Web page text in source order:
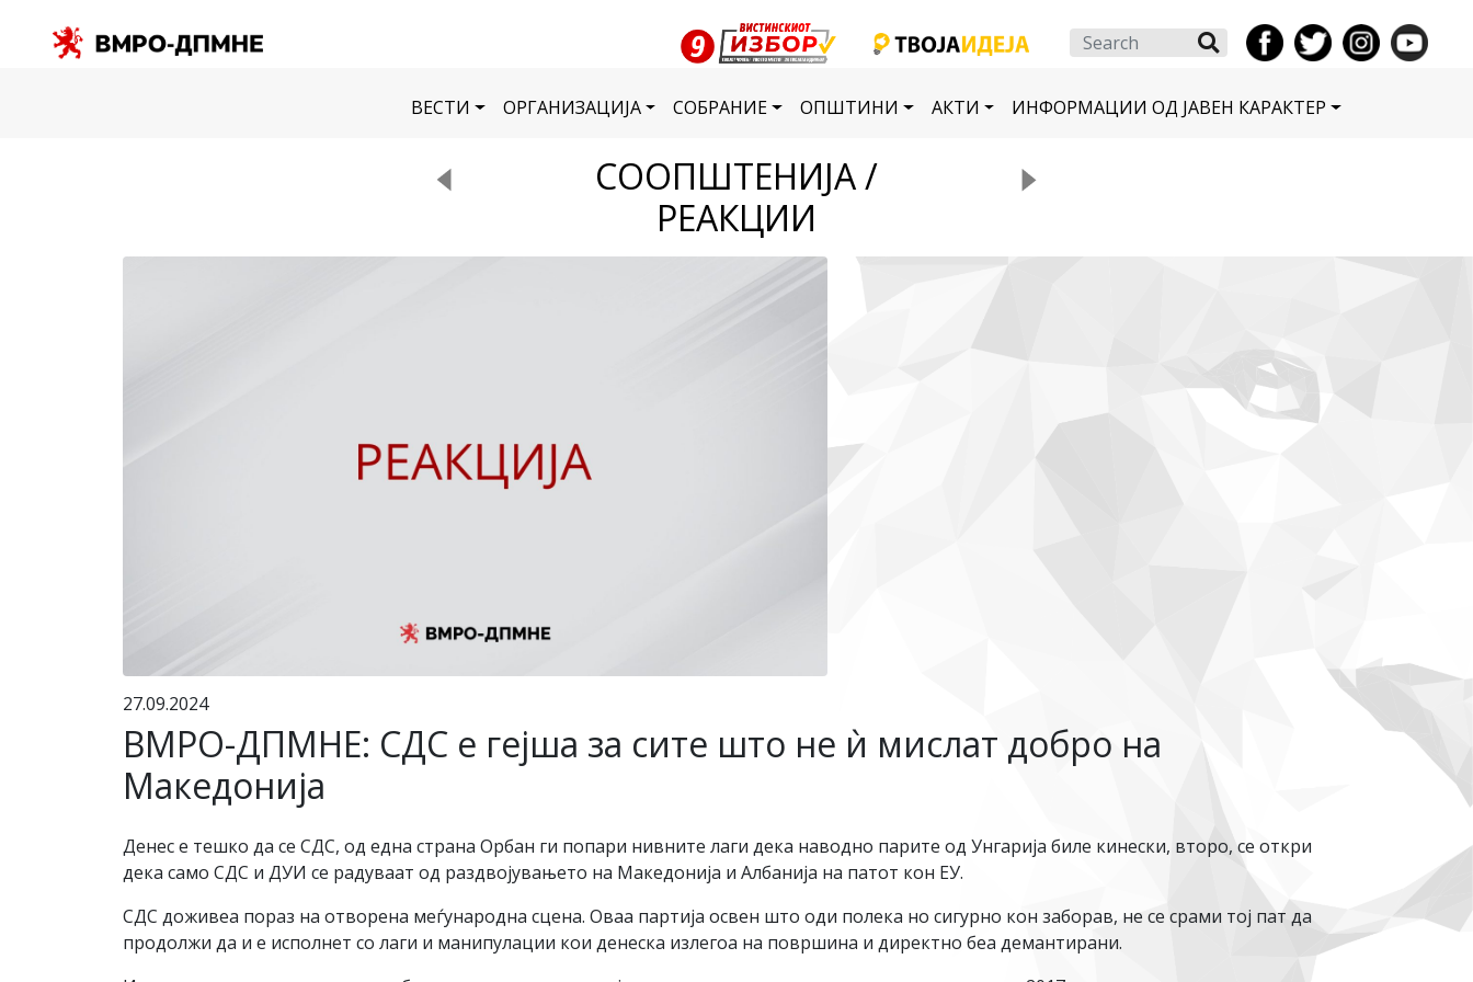
Search
ВЕСТИ ОРГАНИЗАЦИЈА СОБРАНИЕ ОПШТИНИ АКТИ ИНФОРМАЦИИ ОД ЈАВЕН КАРАКТЕР
СООПШТЕНИЈА /
РЕАКЦИИ
27.09.2024
ВМРО-ДПМНЕ: СДС е гејша за сите што не ѝ мислат добро на
Македонија
Денес е тешко да се СДС, од една страна Орбан ги попари нивните лаги дека наводно парите од Унгарија биле кинески, второ, се откри
дека само СДС и ДУИ се радуваат од раздвојувањето на Македонија и Албанија на патот кон ЕУ.
СДС доживеа пораз на отворена меѓународна сцена. Оваа партија освен што оди полека но сигурно кон заборав, не се срами тој пат да
продолжи да и е исполнет со лаги и манипулации кои денеска излегоа на површина и директно беа демантирани.